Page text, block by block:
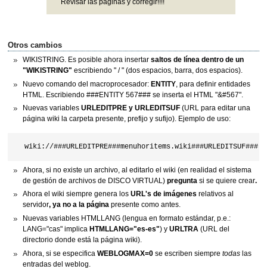
Revisar las páginas y corregir!!!!
Otros cambios
WIKISTRING. Es posible ahora insertar saltos de línea dentro de un
"WIKISTRING" escribiendo " / " (dos espacios, barra, dos espacios).
Nuevo comando del macroprocesador: ENTITY, para definir entidades
HTML. Escribiendo ###ENTITY 567### se inserta el HTML "&#567".
Nuevas variables URLEDITPRE y URLEDITSUF(URL para editar una
página wiki la carpeta presente, prefijo y sufijo). Ejemplo de uso:
Ahora, si no existe un archivo, al editarlo el wiki (en realidad el sistema
de gestión de archivos de DISCO VIRTUAL) pregunta si se quiere crear.
Ahora el wiki siempre genera los URL's de imágenes relativos al
servidor, ya no a la página presente como antes.
Nuevas variables HTMLLANG (lengua en formato estándar, p.e.:
LANG="cas" implica HTMLLANG="es-es") y URLTRA(URL del
directorio donde está la página wiki).
Ahora, si se especifica WEBLOGMAX=0se escriben siempre todaslas
entradas del weblog.